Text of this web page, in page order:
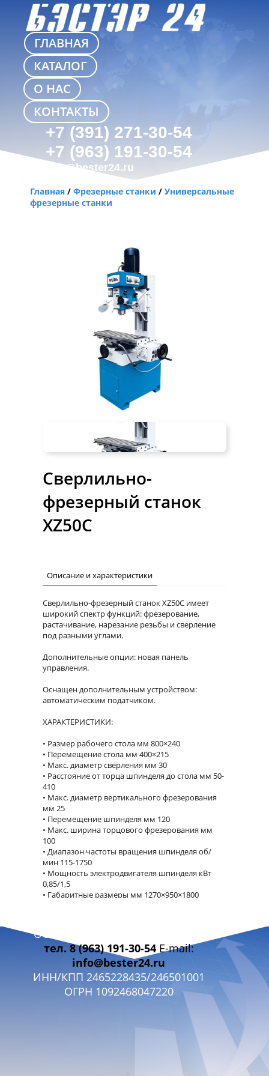
ГЛАВНАЯ
КАТАЛОГ
О НАС
КОНТАКТЫ
+7 (391) 271-30-54
+7 (963) 191-30-54
info@bester24.ru
Главная /Фрезерные станки /Универсальные
фрезерные станки
Сверлильно-
фрезерный станок
XZ50C
Описание и характеристики
Сверлильно-фрезерный станок XZ50C имеет
широкий спектр функций: фрезерование,
растачивание, нарезание резьбы и сверление
под разными углами.
Дополнительные опции: новая панель
управления.
Оснащен дополнительным устройством:
автоматическим податчиком.
ХАРАКТЕРИСТИКИ:
Размер рабочего стола мм 800×240
Перемещение стола мм 400×215
Макс. диаметр сверления мм 30
Расстояние от торца шпинделя до стола мм 50-
410
Макс. диаметр вертикального фрезерования
мм 25
Перемещение шпинделя мм 120
Макс. ширина торцового фрезерования мм
100
Диапазон частоты вращения шпинделя об/
мин 115-1750
Мощность электродвигателя шпинделя кВт
0,85/1,5
Габаритные размеры мм 1270×950×1800
Длительность работы.
Установлен мощный двухступенчатый
двигатель, который обеспечивает возможность
непрерывной эксплуатации.
Точность.
Направляющие станка в форме "ласточкиного
хвоста" обеспечивают стабильность и высокую
. Благодаря использованию высокопрочных
материалов, станок работает без вибраций, что
значительно улучшает условия работы
оператора. Более того, наличие большого
ООО «БЭСТЭР 24» г. Красноярск
тел. 8 (963) 191-30-54E-mail:
info@bester24.ru
ИНН/КПП 2465228435/246501001
ОГРН 1092468047220